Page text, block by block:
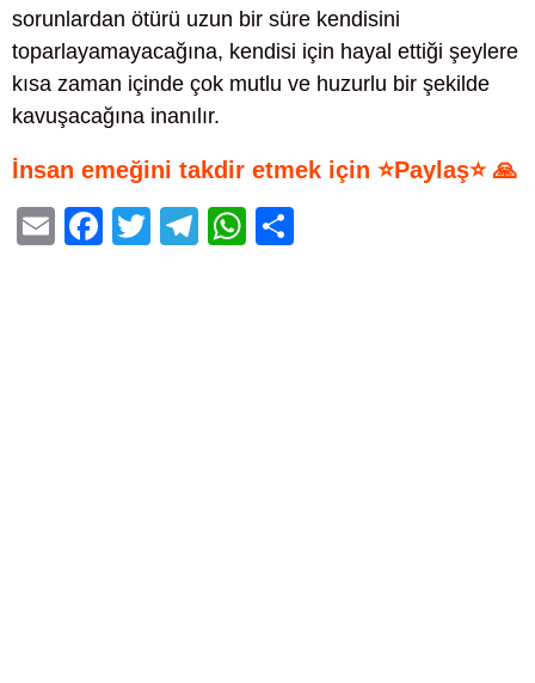
sorunlardan ötürü uzun bir süre kendisini
toparlayamayacağına, kendisi için hayal ettiği şeylere
kısa zaman içinde çok mutlu ve huzurlu bir şekilde
kavuşacağına inanılır.
İnsan emeğini takdir etmek için ⭐Paylaş⭐ 🙏
E
F
T
T
W